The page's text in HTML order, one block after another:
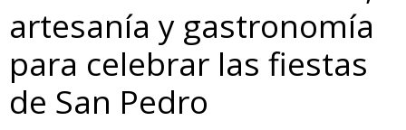
artesanía y gastronomía
para celebrar las fiestas
de San Pedro